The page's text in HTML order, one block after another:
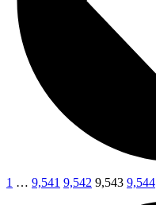
1 … 9,541 9,542 9,543 9,544